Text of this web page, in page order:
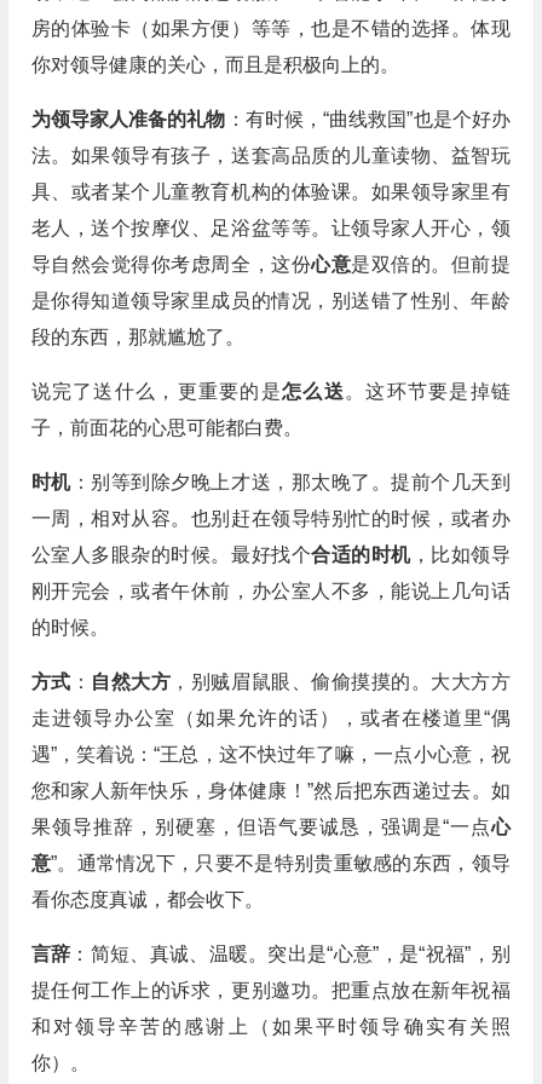
房的体验卡（如果方便）等等，也是不错的选择。体现
你对领导健康的关心，而且是积极向上的。
为领导家人准备的礼物 ：有时候，“曲线救国”也是个好办
法。如果领导有孩子，送套高品质的儿童读物、益智玩
具、或者某个儿童教育机构的体验课。如果领导家里有
老人，送个按摩仪、足浴盆等等。让领导家人开心，领
导自然会觉得你考虑周全，这份心意是双倍的。但前提
是你得知道领导家里成员的情况，别送错了性别、年龄
段的东西，那就尴尬了。
说完了送什么，更重要的是怎么送 。这环节要是掉链
子，前面花的心思可能都白费。
时机：别等到除夕晚上才送，那太晚了。提前个几天到
一周，相对从容。也别赶在领导特别忙的时候，或者办
公室人多眼杂的时候。最好找个合适的时机，比如领导
刚开完会，或者午休前，办公室人不多，能说上几句话
的时候。
方式 ： 自然大方 ，别贼眉鼠眼、偷偷摸摸的。大大方方
走进领导办公室（如果允许的话），或者在楼道里“偶
遇”，笑着说：“王总，这不快过年了嘛，一点小心意，祝
您和家人新年快乐，身体健康！”然后把东西递过去。如
果领导推辞，别硬塞，但语气要诚恳，强调是“一点心
意”。通常情况下，只要不是特别贵重敏感的东西，领导
看你态度真诚，都会收下。
言辞 ：简短、真诚、温暖。突出是“心意”，是“祝福”，别
提任何工作上的诉求，更别邀功。把重点放在新年祝福
和对领导辛苦的感谢上（如果平时领导确实有关照
你）。